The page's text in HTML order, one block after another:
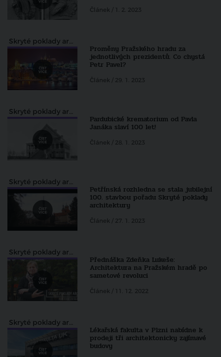
Článek / 1. 2. 2023
Skryté poklady architektury pohledem Zdeňka Lukeše
Proměny Pražského hradu za
jednotlivých prezidentů. Co chystá
Petr Pavel?
Článek / 29. 1. 2023
Skryté poklady architektury pohledem Zdeňka Lukeše
Pardubické krematorium od Pavla
Janáka slaví 100 let!
Článek / 28. 1. 2023
Skryté poklady architektury pohledem Zdeňka Lukeše
Petřínská rozhledna se stala jubilejní
100. stavbou pořadu Skryté poklady
architektury
Článek / 27. 1. 2023
Skryté poklady architektury pohledem Zdeňka Lukeše
Přednáška Zdeňka Lukeše:
Architektura na Pražském hradě po
sametové revoluci
Článek / 11. 12. 2022
Skryté poklady architektury pohledem Zdeňka Lukeše
Lékařská fakulta v Plzni nabídne k
prodeji tři architektonicky zajímavé
budovy